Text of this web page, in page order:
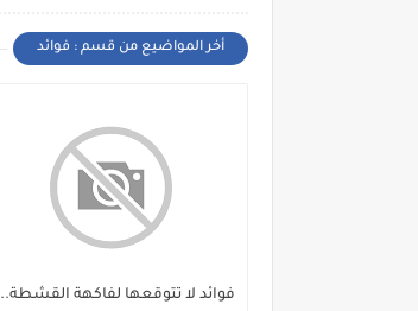
أخر المواضيع من قسم : فوائد
فوائد لا تتوقعها لفاكهة القشطة..